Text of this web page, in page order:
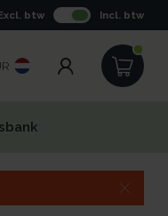
btw Incl. btw